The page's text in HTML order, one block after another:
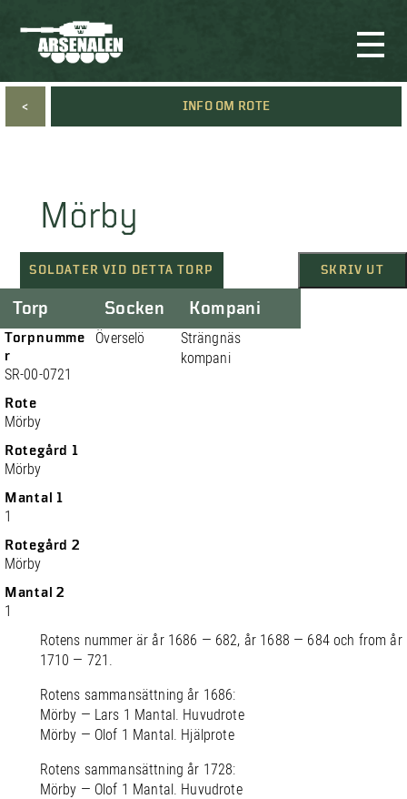
< INFO OM ROTE
Mörby
SOLDATER VID DETTA TORP SKRIV UT
Torp
Torpnumme
r
SR-00-0721
Rote
Mörby
Rotegård 1
Mörby
Mantal 1
1
Rotegård 2
Mörby
Mantal 2
1
Socken
Överselö
Kompani
Strängnäs
kompani
Rotens nummer är år 1686 — 682, år 1688 — 684 och from år
1710 — 721.
Rotens sammansättning år 1686:
Mörby — Lars 1 Mantal. Huvudrote
Mörby — Olof 1 Mantal. Hjälprote
Rotens sammansättning år 1728:
Mörby — Olof 1 Mantal. Huvudrote